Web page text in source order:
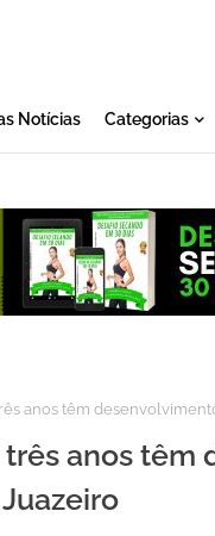
Notícias Categorias
anos têm
três anos